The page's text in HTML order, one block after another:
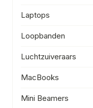
Laptops
Loopbanden
Luchtzuiveraars
MacBooks
Mini Beamers